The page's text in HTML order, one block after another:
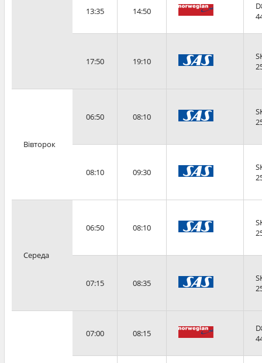
13:35 14:50
17:50 19:10
Вівторок
06:50 08:10
08:10 09:30
Середа
06:50 08:10
07:15 08:35
07:00 08:15